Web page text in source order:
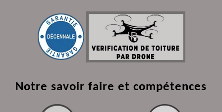
Notre savoir faire et compétences